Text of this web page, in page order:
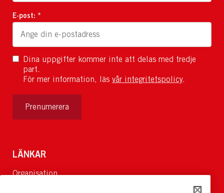
E-post: *
Dina uppgifter kommer inte att delas med tredje
part.
För mer information, läs vår integritetspolicy.
Prenumerera
LÄNKAR
Organisation